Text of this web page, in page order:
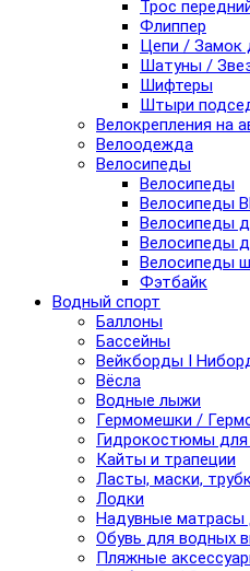
Трос
Флиппер
Цепи / Замок
Шатуны /
Шифтеры
Штыри
Велокрепления на
Велоодежда
Велосипеды
Велосипеды
Велосипеды
Велосипеды
Велосипеды
Велосипеды
Фэтбайк
Водный спорт
Баллоны
Бассейны
Вейкборды I
Вёсла
Водные лыжи
Гермомешки /
Гидрокостюмы
Кайты и трапеции
Ласты, маски,
Лодки
Надувные матрасы
Обувь для водных
Пляжные